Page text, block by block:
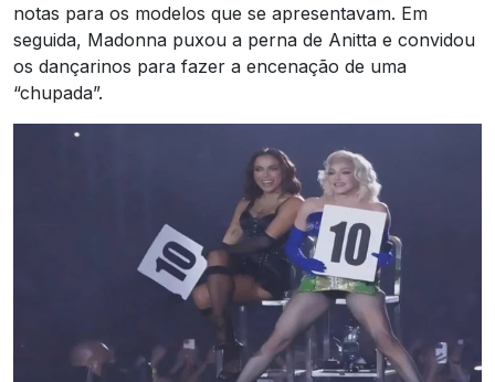
notas para os modelos que se apresentavam. Em
seguida, Madonna puxou a perna de Anitta e convidou
os dançarinos para fazer a encenação de uma
“chupada”.